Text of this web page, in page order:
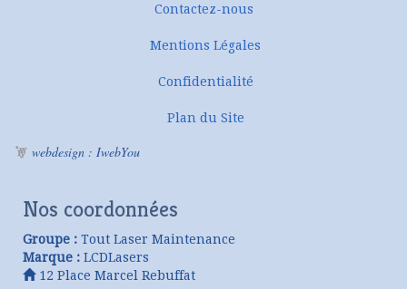
Contactez-nous
Mentions Légales
Confidentialité
Plan du Site
webdesign : IwebYou
Nos coordonnées
Groupe : Tout Laser Maintenance
Marque : LCDLasers
12 Place Marcel Rebuffat